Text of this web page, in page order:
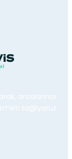
arızalarınızı
sağlıyoruz.